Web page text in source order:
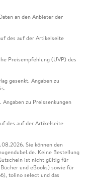
an den Anbieter der
des auf der Artikelseite
Preisempfehlung (UVP) des
gesenkt. Angaben zu
zu Preissenkungen
des auf der Artikelseite
Sie können den
Keine Bestellung
ist nicht gültig für
und eBooks) sowie für
tolino select und das